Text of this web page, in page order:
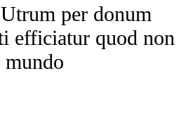
Utrum per donum
efficiatur quod non